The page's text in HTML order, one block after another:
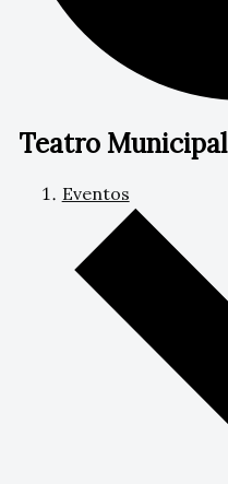
Teatro Municipal
Eventos